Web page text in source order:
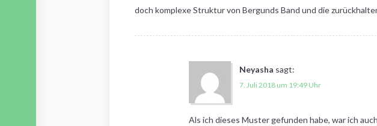
doch komplexe Struktur von Bergunds Band und die
Neyasha sagt:
7. Juli 2018 um 19:49 Uhr
Als ich dieses Muster gefunden habe, war ich